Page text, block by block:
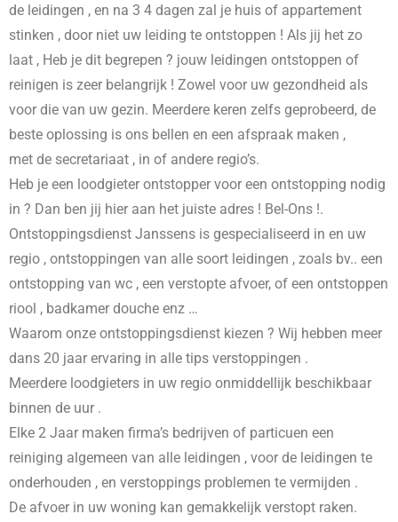
de leidingen , en na 3 4 dagen zal je huis of appartement
stinken , door niet uw leiding te ontstoppen ! Als jij het zo
laat , Heb je dit begrepen ? jouw leidingen ontstoppen of
reinigen is zeer belangrijk ! Zowel voor uw gezondheid als
voor die van uw gezin. Meerdere keren zelfs geprobeerd, de
beste oplossing is ons bellen en een afspraak maken ,
met de secretariaat , in of andere regio’s.
Heb je een loodgieter ontstopper voor een ontstopping nodig
in ? Dan ben jij hier aan het juiste adres ! Bel-Ons !.
Ontstoppingsdienst Janssens is gespecialiseerd in en uw
regio , ontstoppingen van alle soort leidingen , zoals bv.. een
ontstopping van wc , een verstopte afvoer, of een ontstoppen
riool , badkamer douche enz …
Waarom onze ontstoppingsdienst kiezen ? Wij hebben meer
dans 20 jaar ervaring in alle tips verstoppingen .
Meerdere loodgieters in uw regio onmiddellijk beschikbaar
binnen de uur .
Elke 2 Jaar maken firma’s bedrijven of particuen een
reiniging algemeen van alle leidingen , voor de leidingen te
onderhouden , en verstoppings problemen te vermijden .
De afvoer in uw woning kan gemakkelijk verstopt raken.